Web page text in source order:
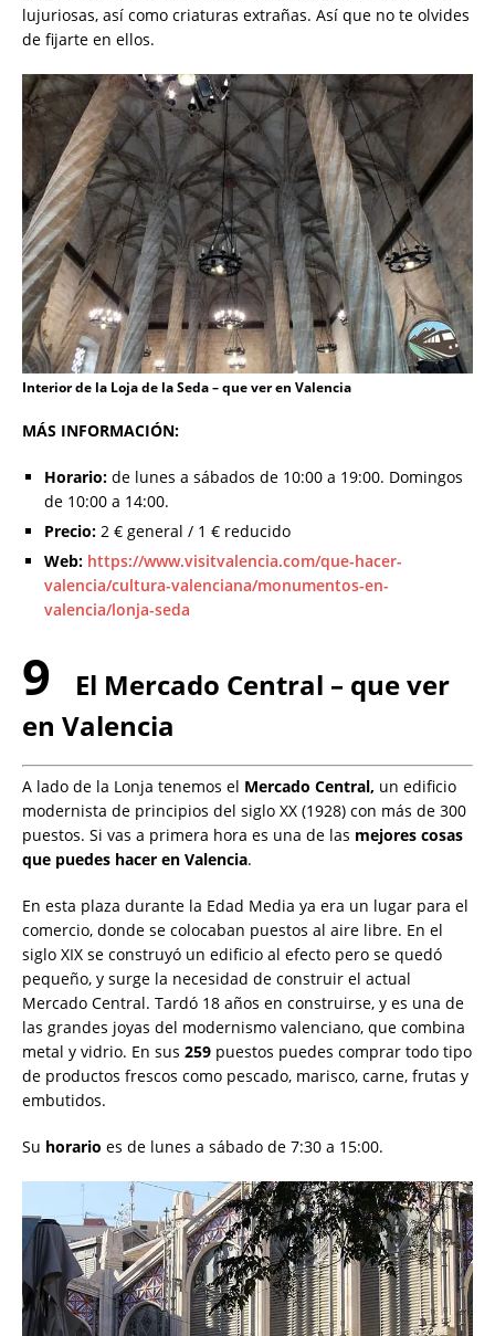
lujuriosas, así como criaturas extrañas. Así que no te olvides
de fijarte en ellos.
Interior de la Loja de la Seda – que ver en Valencia
MÁS INFORMACIÓN:
Horario: de lunes a sábados de 10:00 a 19:00. Domingos
de 10:00 a 14:00.
Precio: 2 € general / 1 € reducido
Web: https://www.visitvalencia.com/que-hacer-
valencia/cultura-valenciana/monumentos-en-
valencia/lonja-seda
9
El Mercado Central – que ver
en Valencia
A lado de la Lonja tenemos el Mercado Central, un edificio
modernista de principios del siglo XX (1928) con más de 300
puestos. Si vas a primera hora es una de las mejores cosas
que puedes hacer en Valencia.
En esta plaza durante la Edad Media ya era un lugar para el
comercio, donde se colocaban puestos al aire libre. En el
siglo XIX se construyó un edificio al efecto pero se quedó
pequeño, y surge la necesidad de construir el actual
Mercado Central. Tardó 18 años en construirse, y es una de
las grandes joyas del modernismo valenciano, que combina
metal y vidrio. En sus 259 puestos puedes comprar todo tipo
de productos frescos como pescado, marisco, carne, frutas y
embutidos.
Su horario es de lunes a sábado de 7:30 a 15:00.